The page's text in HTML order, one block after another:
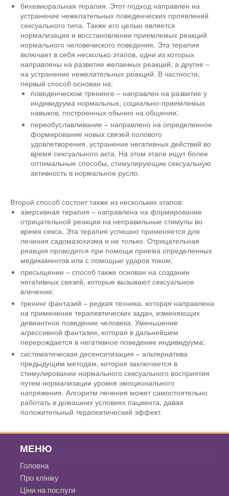
бихевиоральная терапия. Этот подход направлен на
устранение нежелательных поведенческих проявлений
сексуального типа. Также его целью является
нормализация и восстановление приемлемых реакций
нормального человеческого поведения. Эта терапия
включает в себя несколько этапов, одни из которых
направлены на развитие желаемых реакций, а другие –
на устранение нежелательных реакций. В частности,
первый способ основан на:
поведенческом тренинге – направлен на развитие у
индивидуума нормальных, социально-приемлемых
навыков, построенных обычно на общении;
переобуславливание – направлено на определенное
формирование новых связей полового
удовлетворения, устранение негативных действий во
время сексуального акта. На этом этапе ищут более
оптимальные способы, стимулирующие сексуальную
активность в нормальное русло.
Второй способ состоит также из нескольких этапов:
аверсивная терапия – направлена на формирование
отрицательной реакции на неправильные стимулы во
время секса. Эта терапия успешно применяется для
лечения садомазохизма и не только. Отрицательная
реакция проводится при помощи приема определенных
медикаментов или с помощью ударов током;
пресыщение – способ также основан на создании
негативных связей, которые вызывают сексуальное
влечение;
тренинг фантазий – редкая техника, которая направлена
на применение терапевтических задач, изменяющих
девиантное поведение человека. Уменьшение
агрессивной фантазии, которая в дальнейшем
перерождается в негативное поведение индивидуума;
систематическая десенситизация – альтернатива
предыдущим методам, которая заключается в
стимулировании нормального сексуального восприятия
путем нормализации уровня эмоционального
напряжения. Алгоритм лечения может самостоятельно
работать в домашних условиях пациента, давая
положительный терапевтический эффект.
МЕНЮ
Головна
Про клініку
Ціни на послуги